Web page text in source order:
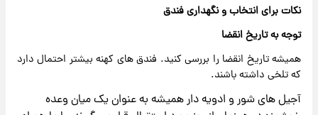
نکات برای انتخاب و نگهداری فندق
توجه به تاریخ انقضا
همیشه تاریخ انقضا را بررسی کنید. فندق های کهنه بیشتر احتمال دارد
که تلخی داشته باشند.
آجیل های شور و ادویه دار همیشه به عنوان یک میان وعده